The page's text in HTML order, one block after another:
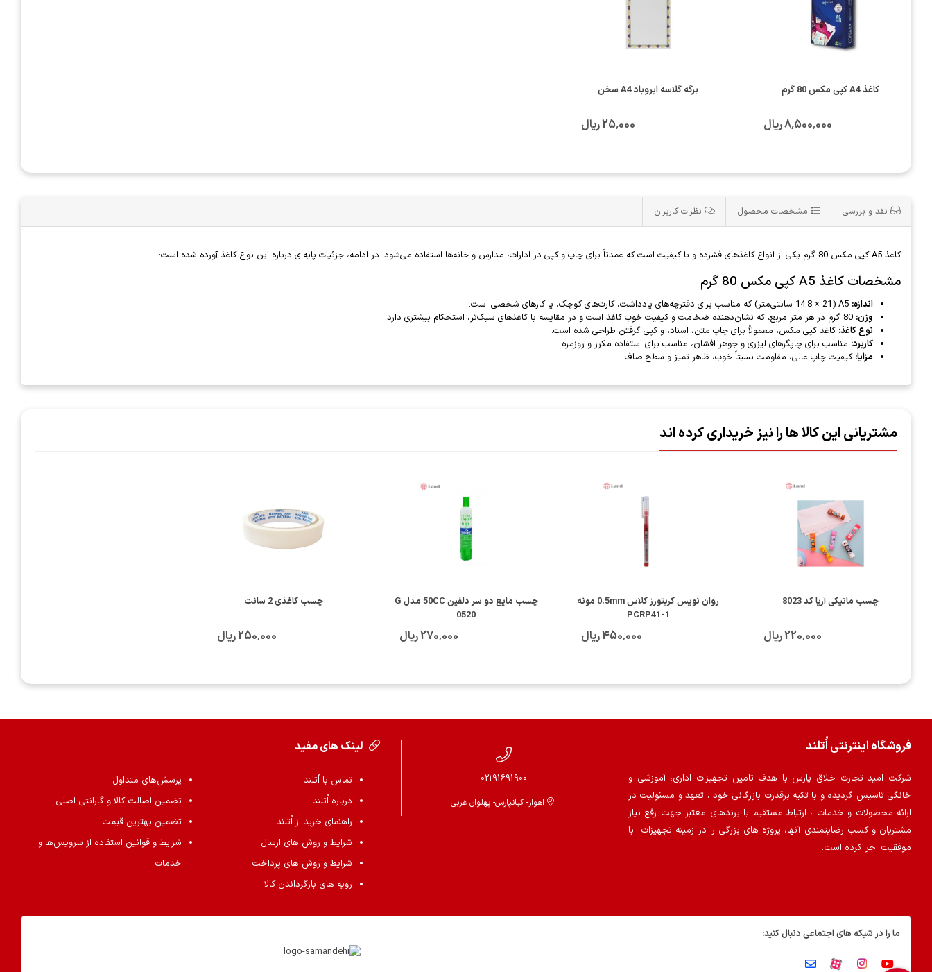
کاغذ A4 کپی مکس 80 گرم
8٬500٬000 ریال
برگه گلاسه ابروباد A4 سخن
25٬000 ریال
نقد و بررسی مشخصات محصول نظرات کاربران
کاغذ A5 کپی مکس 80 گرم یکی از انواع کاغذهای فشرده و با کیفیت است که عمدتاً برای چاپ و کپی در ادارات، مدارس و خانه‌ها استفاده می‌شود. در ادامه، جزئیات پایه‌ای درباره این نوع کاغذ آورده شده است:
مشخصات کاغذ A5 کپی مکس 80 گرم
اندازه:
وزن:
نوع کاغذ: کاغذ کپی مکس، معمولاً برای چاپ متن، اسناد، و کپی گرفتن طراحی شده است.
کاربرد: مناسب برای چاپگرهای لیزری و جوهر افشان، مناسب برای استفاده مکرر و روزمره.
مزایا: کیفیت چاپ عالی، مقاومت نسبتاً خوب، ظاهر تمیز و سطح صاف.
مشتریانی این کالا ها را نیز خریداری کرده اند
چسب ماتیکی آریا کد 8023
220٬000 ریال
روان نویس کریتورز کلاس 0.5mm مونه
PCRP41-1
450٬000 ریال
چسب مایع دو سر دلفین 50CC مدل G
0520
270٬000 ریال
چسب کاغذی 2 سانت
250٬000 ریال
فروشگاه اینترنتی اُتلند
شرکت امید تجارت خلاق پارس با هدف تامین تجهیزات اداری، آموزشی و
خانگی تاسیس گردیده و با تکیه برقدرت بازرگانی خود ، تعهد و مسئولیت در
ارائه محصولات و خدمات ، ارتباط مستقیم با برندهای معتبر جهت رفع نیاز
مشتریان و کسب رضایتمندی آنها، پروژه های بزرگی را در زمینه تجهیزات با
موفقیت اجرا کرده است.
02191691900
اهواز- کیانپارس- پهلوان غربی
لینک های مفید
تماس با اُتلند
درباره اُتلند
راهنمای خرید از اُتلند
شرایط و روش های ارسال
شرایط و روش های پرداخت
رویه های بازگرداندن کالا
پرسش‌های متداول
تضمین اصالت کالا و گارانتی اصلی
تضمین بهترین قیمت
شرایط و قوانین استفاده از سرویس‌ها و
خدمات
ما را در شبکه های اجتماعی دنبال کنید: